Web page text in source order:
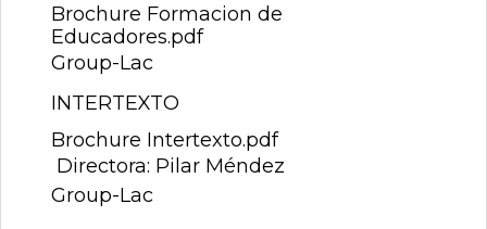
Brochure Formacion de
Educadores.pdf
Group-Lac
INTERTEXTO
Brochure Intertexto.pdf
Directora: Pilar Méndez
Group-Lac